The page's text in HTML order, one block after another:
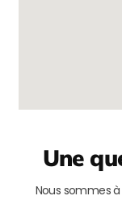
Une
Nous sommes